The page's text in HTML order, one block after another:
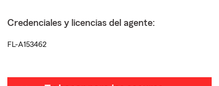
Credenciales y licencias del agente:
FL-A153462